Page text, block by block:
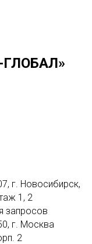
ГЛОБАЛ»
г. Новосибирск,
1, 2
запросов
г. Москва
2